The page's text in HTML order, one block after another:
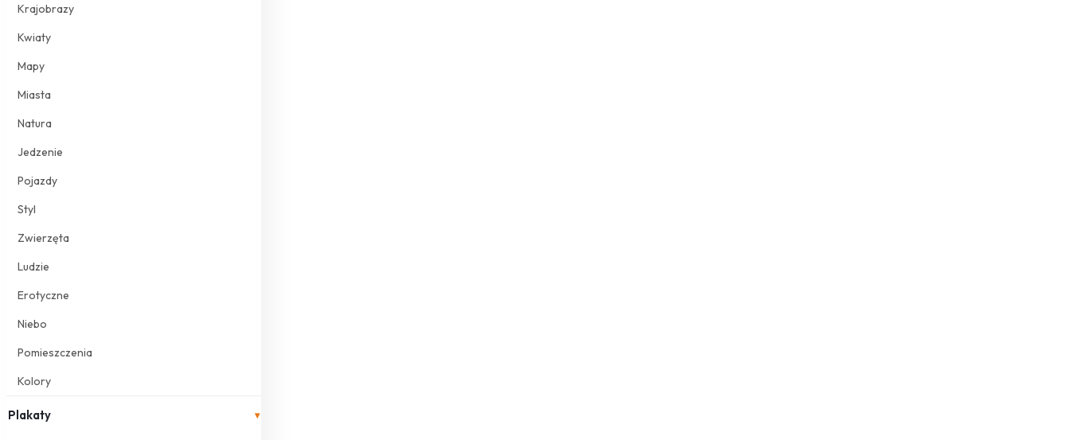
Krajobrazy
Kwiaty
Mapy
Miasta
Natura
Jedzenie
Pojazdy
Styl
Zwierzęta
Ludzie
Erotyczne
Niebo
Pomieszczenia
Kolory
Plakaty ▾